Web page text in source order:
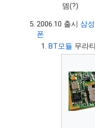
뎀(?)
2006.10 출시삼
폰
BT모듈 무라